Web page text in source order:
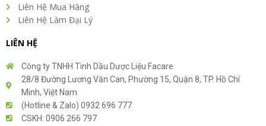
Liên Hệ Mua Hàng
Liên Hệ Làm Đại Lý
LIÊN HỆ
Công ty TNHH Tinh Dầu Dược Liệu Facare
28/8 Đường Lương Văn Can, Phường 15, Quận 8, TP. Hồ Chí
Minh, Việt Nam
(Hotline & Zalo) 0932 696 777
CSKH: 0906 266 797